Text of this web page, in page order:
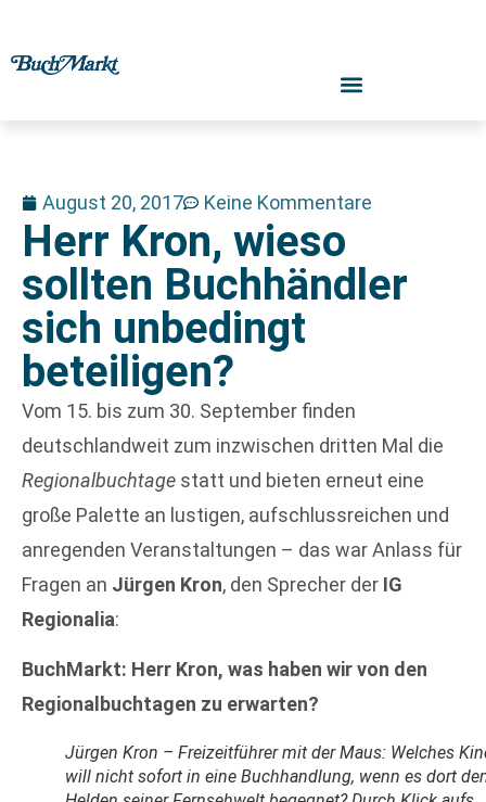
August 20, 2017 Keine Kommentare
Herr Kron, wieso
sollten Buchhändler
sich unbedingt
beteiligen?
Vom 15. bis zum 30. September finden
deutschlandweit zum inzwischen dritten Mal die
Regionalbuchtage statt und bieten erneut eine
große Palette an lustigen, aufschlussreichen und
anregenden Veranstaltungen – das war Anlass für
Fragen an Jürgen Kron, den Sprecher der IG
Regionalia:
BuchMarkt: Herr Kron, was haben wir von den
Regionalbuchtagen zu erwarten?
Jürgen Kron – Freizeitführer mit der Maus: Welches
will nicht sofort in eine Buchhandlung, wenn es dort